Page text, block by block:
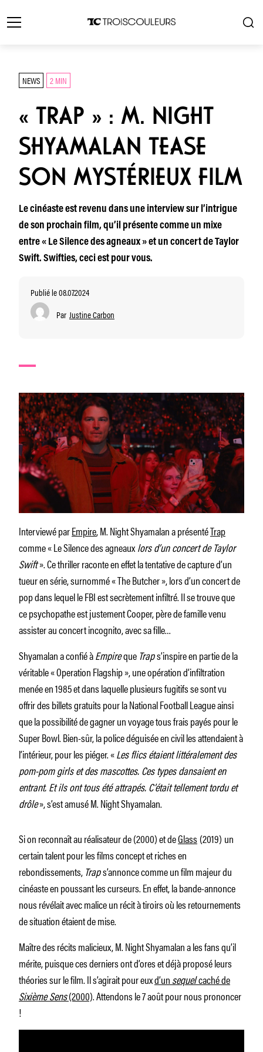
NEWS 2 MIN
« TRAP » : M. NIGHT
SHYAMALAN TEASE
SON MYSTÉRIEUX FILM
Le cinéaste est revenu dans une interview sur l’intrigue
de son prochain film, qu’il présente comme un mixe
entre « Le Silence des agneaux » et un concert de Taylor
Swift. Swifties, ceci est pour vous.
Publié le 08.07.2024
Par Justine Carbon
Interviewé parEmpire, M. Night Shyamalan a présentéTrap
comme « Le Silence des agneauxlors d’un concert de Taylor
Swift». Ce thriller raconte en effet la tentative de capture d’un
tueur en série, surnommé « The Butcher », lors d’un concert de
pop dans lequel le FBI est secrètement infiltré. Il se trouve que
ce psychopathe est justement Cooper, père de famille venu
assister au concert incognito, avec sa fille…
Shyamalan a confié àEmpireque Traps’inspire en partie de la
véritable « Operation Flagship », une opération d’infiltration
menée en 1985 et dans laquelle plusieurs fugitifs se sont vu
offrir des billets gratuits pour la National Football League ainsi
que la possibilité de gagner un voyage tous frais payés pour le
Super Bowl. Bien-sûr, la police déguisée en civil les attendaient à
l’intérieur, pour les piéger. «Les flics étaient littéralement des
pom-pom girls et des mascottes. Ces types dansaient en
entrant. Et ils ont tous été attrapés. C’était tellement tordu et
drôle», s’est amusé M. Night Shyamalan.
Si on reconnaît au réalisateur de(2000) et deGlass(2019) un
certain talent pour les films concept et riches en
rebondissements, Traps’annonce comme un film majeur du
cinéaste en poussant les curseurs. En effet, la bande-annonce
nous révélait avec malice un récit à tiroirs où les retournements
de situation étaient de mise.
Maître des récits malicieux, M. Night Shyamalan a les fans qu’il
mérite, puisque ces derniers ont d’ores et déjà proposé leurs
théories sur le film. Il s’agirait pour euxd’unsequelcaché de
Sixième Sens(2000). Attendons le 7 août pour nous prononcer
!